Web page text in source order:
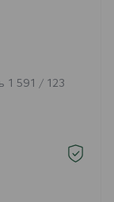
1 591 / 123